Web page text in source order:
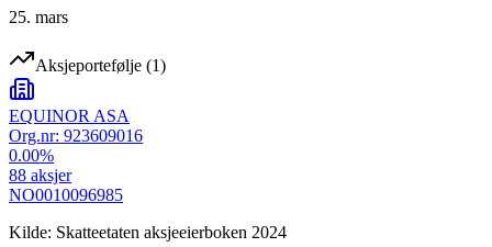
25. mars
Aksjeportefølje (1)
EQUINOR ASA
Org.nr: 923609016
0.00%
88 aksjer
NO0010096985
Kilde: Skatteetaten aksjeeierboken 2024